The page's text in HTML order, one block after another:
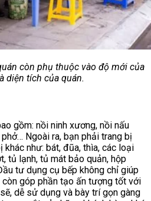
còn phụ thuộc vào độ mới của
diện tích của quán.
gồm: nồi ninh xương, nồi nấu
Ngoài ra, bạn phải trang bị
khác như: bát, đũa, thìa, các loại
tủ lạnh, tủ mát bảo quản, hộp
tư dụng cụ bếp không chỉ giúp
góp phần tạo ấn tượng tốt với
dễ sử dụng và bày trí gọn gàng